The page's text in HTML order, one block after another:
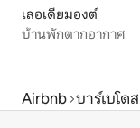
เลอเดียมองต์
บ้านพักตากอากาศ
Airbnb บาร์เบโดส